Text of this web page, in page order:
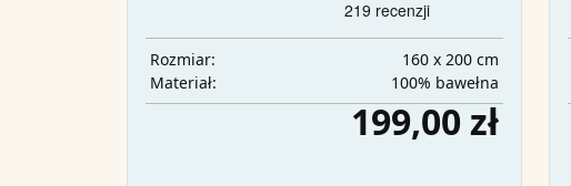
Rozmiar:
160 x 200 cm
Materiał:
100% bawełna
199,00 zł